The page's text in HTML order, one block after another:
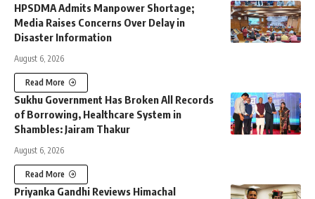
HPSDMA Admits Manpower Shortage;
Media Raises Concerns Over Delay in
Disaster Information
August 6, 2026
Read More
Sukhu Government Has Broken All Records
of Borrowing, Healthcare System in
Shambles: Jairam Thakur
August 6, 2026
Read More
Priyanka Gandhi Reviews Himachal